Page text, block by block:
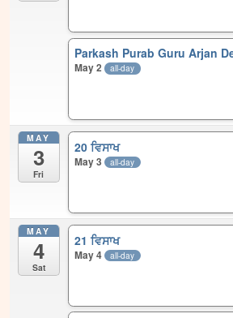
Parkash Purab Guru Arjan
May 2 all-day
MAY
3
Fri
20 ਵਿਸਾਖ
May 3 all-day
MAY
4
Sat
21 ਵਿਸਾਖ
May 4 all-day